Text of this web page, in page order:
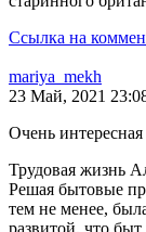
Ссылка на
mariya_mekh
23 Май, 2021
Очень
Трудовая жизнь
Решая бытовые
тем не менее,
развитой, что